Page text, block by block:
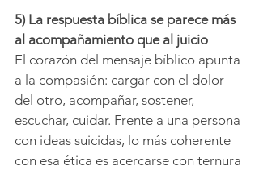
5) La respuesta bíblica se parece más
al acompañamiento que al juicio
El corazón del mensaje bíblico apunta
a la compasión: cargar con el dolor
del otro, acompañar, sostener,
escuchar, cuidar. Frente a una persona
con ideas suicidas, lo más coherente
con esa ética es acercarse con ternura